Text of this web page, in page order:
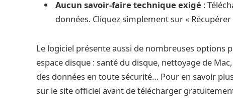
Aucun savoir-faire technique exigé :
données. Cliquez simplement sur «
Le logiciel présente aussi de nombreuses options
espace disque : santé du disque, nettoyage de
des données en toute sécurité… Pour en savoir
sur le site officiel avant de télécharger